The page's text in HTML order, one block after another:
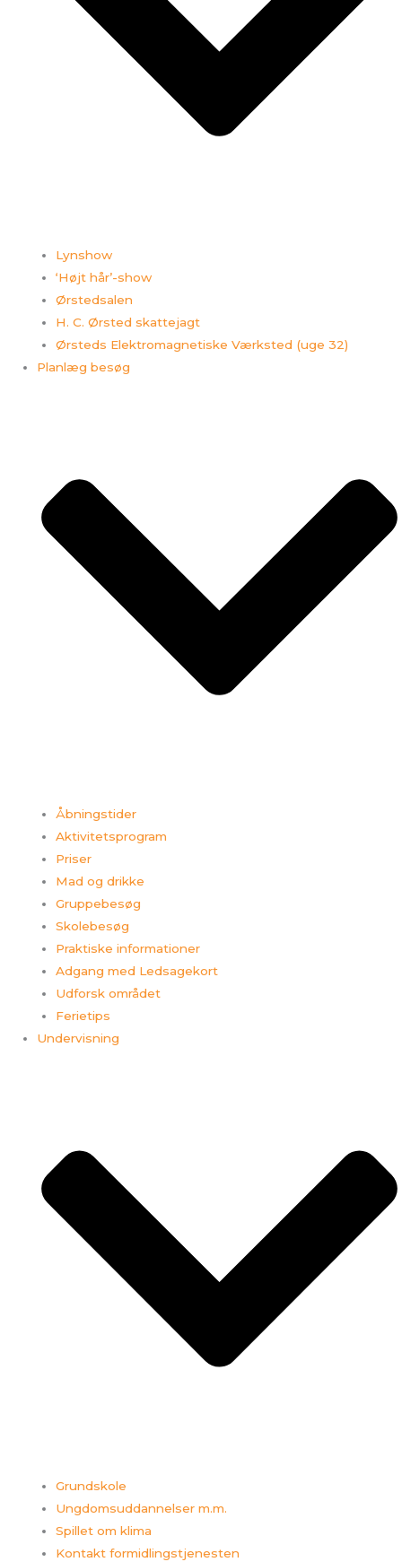
Lynshow
‘Højt hår’-show
Ørstedsalen
H. C. Ørsted skattejagt
Ørsteds Elektromagnetiske Værksted (uge 32)
Planlæg besøg
Åbningstider
Aktivitetsprogram
Priser
Mad og drikke
Gruppebesøg
Skolebesøg
Praktiske informationer
Adgang med Ledsagekort
Udforsk området
Ferietips​
Undervisning
Grundskole
Ungdomsuddannelser m.m.
Spillet om klima
Kontakt formidlingstjenesten